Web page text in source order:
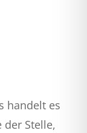
handelt es
Stelle,